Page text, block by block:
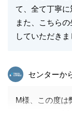
て、全て丁寧に
また、こちら
していただきま
東急リバブル
センターか
M様、この度は